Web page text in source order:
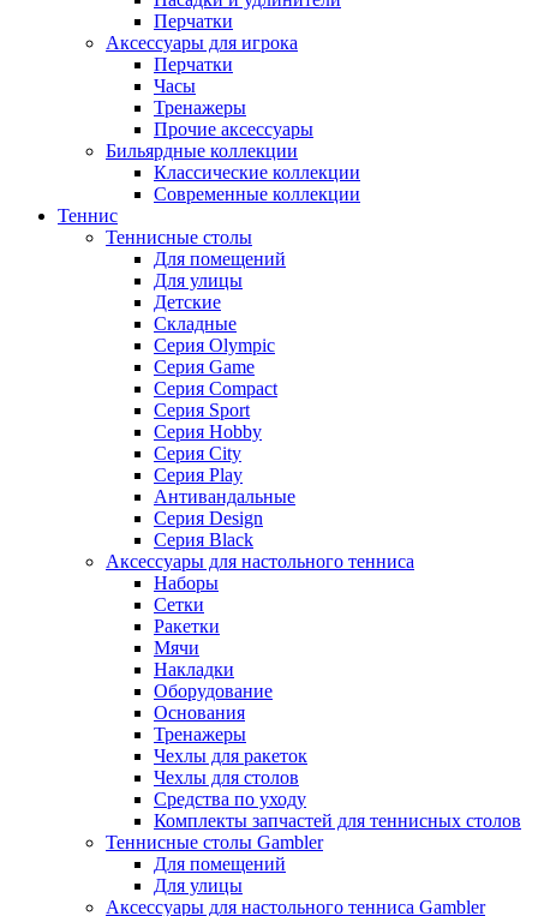
Перчатки
Аксессуары для игрока
Перчатки
Часы
Тренажеры
Прочие аксессуары
Бильярдные коллекции
Классические коллекции
Современные коллекции
Теннис
Теннисные столы
Для помещений
Для улицы
Детские
Складные
Серия Olympic
Серия Game
Серия Compact
Серия Sport
Серия Hobby
Серия City
Серия Play
Антивандальные
Серия Design
Серия Black
Аксессуары для настольного тенниса
Наборы
Сетки
Ракетки
Мячи
Накладки
Оборудование
Основания
Тренажеры
Чехлы для ракеток
Чехлы для столов
Средства по уходу
Комплекты запчастей для теннисных столов
Теннисные столы Gambler
Для помещений
Для улицы
Аксессуары для настольного тенниса Gambler